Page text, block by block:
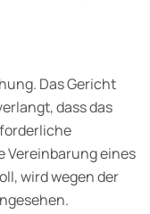
Das Gericht
dass das
Vereinbarung eines
wird wegen der